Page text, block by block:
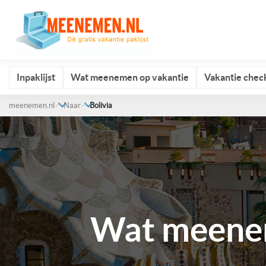
Inpaklijst Wat meenemen op vakantie Vakantie
meenemen.nl Naar Bolivia
Wat